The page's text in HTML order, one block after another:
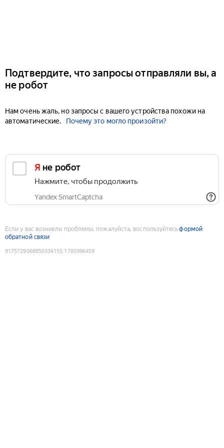
Подтвердите, что запросы отправляли вы, а
не робот
Нам очень жаль, но запросы с вашего устройства похожи на
автоматические.
Почему это могло произойти?
Я не робот
Нажмите, чтобы продолжить
Yandex SmartCaptcha
Если у вас возникли проблемы, пожалуйста, воспользуйтесьформой
обратной связи
9175729068850334155:1785996459